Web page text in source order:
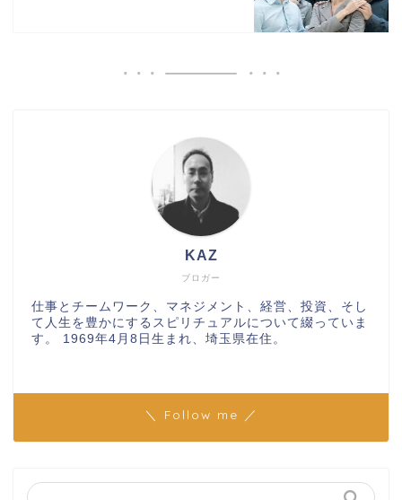
ブロガー
KAZ
仕事とチームワーク、マネジメント、経営、投資、そし
て人生を豊かにするスピリチュアルについて綴っていま
す。 1969年4月8日生まれ、埼玉県在住。
＼ Follow me ／